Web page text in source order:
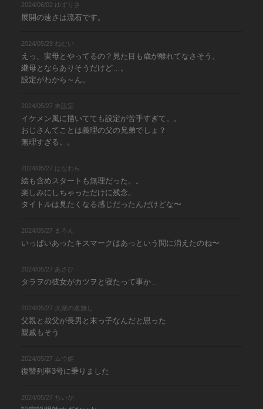
2024/06/02 ゆずりさ
展開の速さは流石です。
2024/05/29 ねむい
えっ、実母とやってるの？見た目も歳が離れてなさそう。
継母とならありそうだけど…。
設定がわから～ん。
2024/05/27 未設定
イケメン風に描いてても設定が苦手すぎて。。
おじさんてことは義理の父の兄弟でしょ？
無理すぎる。。
2024/05/27 はなわら
絵も含めスタートも無理だった。。
楽しみにしちゃっただけに残念。
タイトルは見たくなる感じだったんだけどな〜
2024/05/27 まろん
いっぱいあったキスマークはあっという間に消えたのね〜
2024/05/27 あさひ
タラヲの彼女がカツヲと寝たって事か…
2024/05/27 犬派の名無し
父親と叔父が長男と末っ子なんだと思った
親戚もそう
2024/05/27 ムウ姫
復讐列車3号に乗りました
2024/05/27 ちいか